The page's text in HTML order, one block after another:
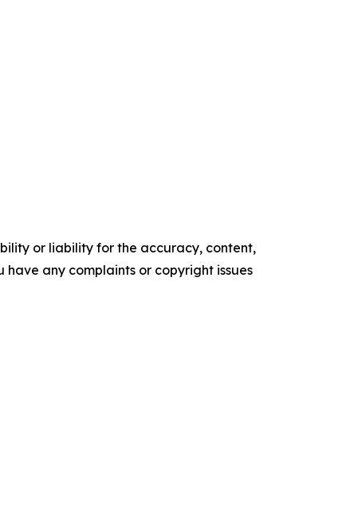
or liability for the accuracy, content,
any complaints or copyright issues